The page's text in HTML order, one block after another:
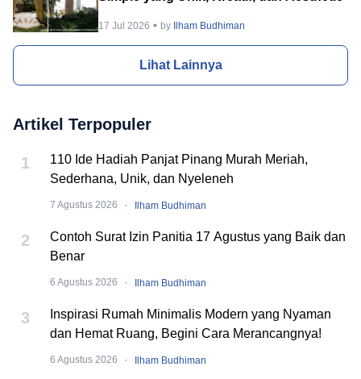
17 Jul 2026 by Ilham Budhiman
Lihat Lainnya
Artikel Terpopuler
1
110 Ide Hadiah Panjat Pinang Murah Meriah,
Sederhana, Unik, dan Nyeleneh
7 Agustus 2026 · Ilham Budhiman
2
Contoh Surat Izin Panitia 17 Agustus yang Baik dan
Benar
6 Agustus 2026 · Ilham Budhiman
3
Inspirasi Rumah Minimalis Modern yang Nyaman
dan Hemat Ruang, Begini Cara Merancangnya!
6 Agustus 2026 · Ilham Budhiman